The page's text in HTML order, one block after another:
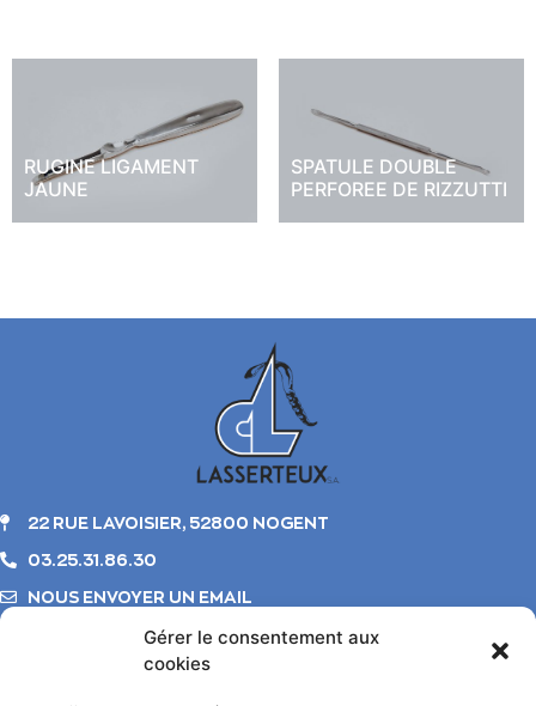
Gérer le consentement aux
cookies
RUGINE LIGAMENT
JAUNE
SPATULE DOUBLE
PERFOREE DE RIZZUTTI
22 RUE LAVOISIER, 52800 NOGENT
03.25.31.86.30
NOUS ENVOYER UN EMAIL